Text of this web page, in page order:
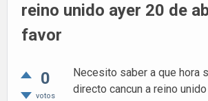
reino unido ayer 20 de
favor
0
votos
Necesito saber a que hora
directo cancun a reino